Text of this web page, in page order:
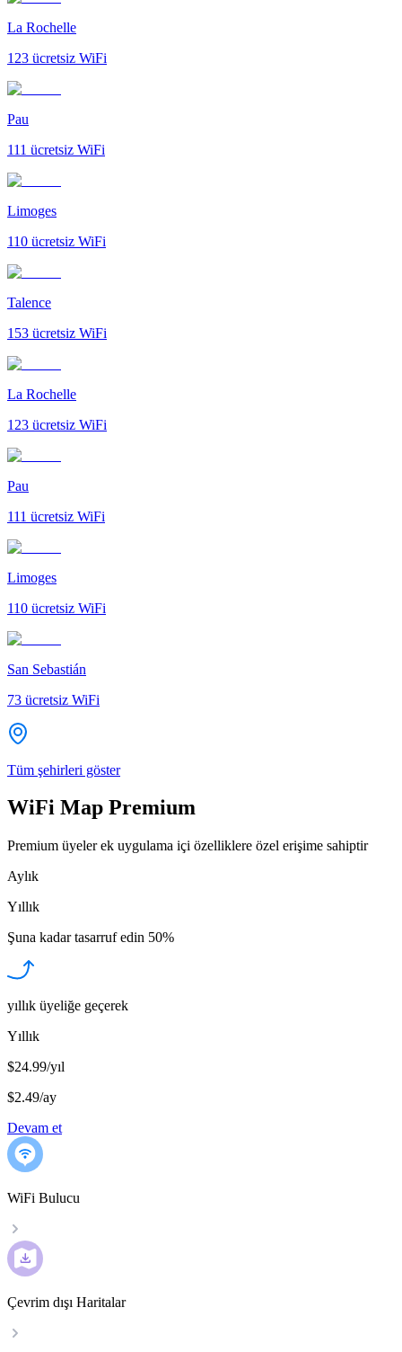
La Rochelle
123 ücretsiz WiFi
Pau
111 ücretsiz WiFi
Limoges
110 ücretsiz WiFi
Talence
153 ücretsiz WiFi
La Rochelle
123 ücretsiz WiFi
Pau
111 ücretsiz WiFi
Limoges
110 ücretsiz WiFi
San Sebastián
73 ücretsiz WiFi
Tüm şehirleri göster
WiFi Map Premium
Premium üyeler ek uygulama içi özelliklere özel erişime sahiptir
Aylık
Yıllık
Şuna kadar tasarruf edin 50%
yıllık üyeliğe geçerek
Yıllık
$24.99/yıl
$2.49/ay
Devam et
WiFi Bulucu
Çevrim dışı Haritalar